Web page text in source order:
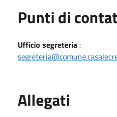
Punti di
Ufficio segreteria :
Allegati